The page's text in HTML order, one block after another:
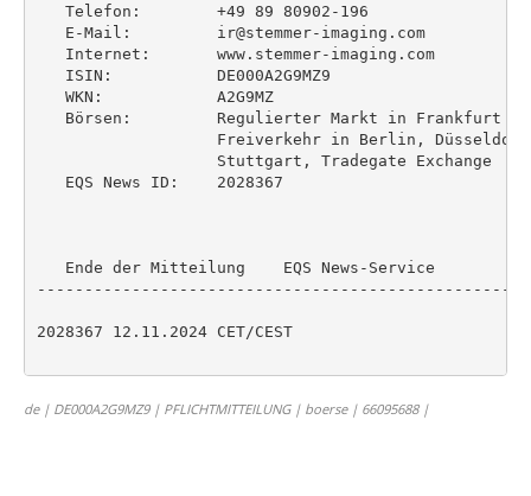
   Telefon:        +49 89 80902-196
   E-Mail:         ir@stemmer-imaging.com
   Internet:       www.stemmer-imaging.com
   ISIN:           DE000A2G9MZ9
   WKN:            A2G9MZ
Börsen:         Regulierter Markt in Frankfurt
Freiverkehr in Berlin,
                   Stuttgart, Tradegate Exchange
   EQS News ID:    2028367
   Ende der Mitteilung    EQS News-Service
2028367 12.11.2024 CET/CEST
de | DE000A2G9MZ9 | PFLICHTMITTEILUNG | boerse | 66095688 |